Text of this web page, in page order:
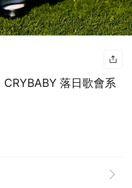
CRYBABY 落日歌會系